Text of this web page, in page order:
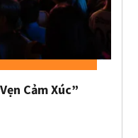
Cảm Xúc”